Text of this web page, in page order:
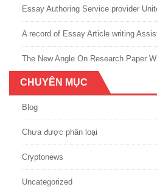
Essay Authoring Service provider
A record of Essay Article writing
The New Angle On Research Paper
CHUYÊN MỤC
Blog
Chưa được phân loại
Cryptonews
Uncategorized